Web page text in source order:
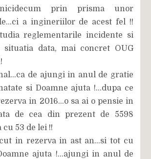
prin prisma unor
a ingineriilor de acest fel !!
reglementarile incidente si
situatia data, mai concret OUG
de ajungi in anul de gratie
si Doamne ajuta !...dupa ce
in 2016...o sa ai o pensie in
de cea din prezent de 5598
53 de lei !!
in rezerva in ast an...si tot cu
ajuta !...ajungi in anul de